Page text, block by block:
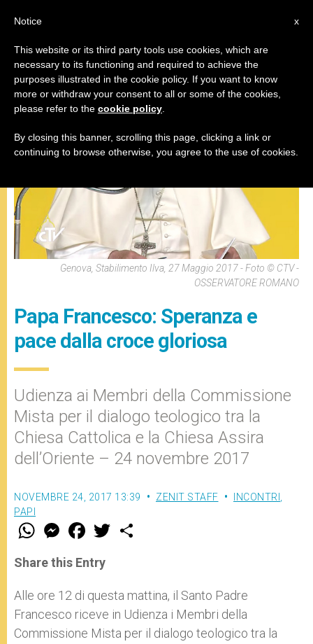
INCONTRI ,PAPI
Genova, Stabilimento Ilva, 27 Maggio 2017 - Foto © CTV -
OSSERVATORE ROMANO
Papa Francesco: Speranza e
pace dalla croce gloriosa
Udienza ai Membri della Commissione
Mista per il dialogo teologico tra la
Chiesa Cattolica e la Chiesa Assira
dell’Oriente – 24 novembre 2017
NOVEMBRE 24, 2017 13:39 ZENIT STAFF INCONTRI
PAPI
W
t
s
p
p
M
e
s
e
g
e
r
F
a
e
b
o
k
w
r
Share this Entry
Alle ore 12 di questa mattina, il Santo Padre
Francesco riceve in Udienza i Membri della
Commissione Mista per il dialogo teologico tra la
x
Notice
This website or its third party tools use cookies, which are
necessary to its functioning and required to achieve the
purposes illustrated in the cookie policy. If you want to know
more or withdraw your consent to all or some of the cookies,
please refer to the cookie policy
By closing this banner, scrolling this page, clicking a link or
continuing to browse otherwise, you agree to the use of cookies.